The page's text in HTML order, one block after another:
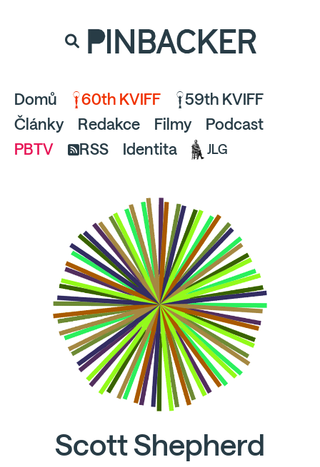
a pusťte se do čtení.
PINBACKER
Domů 60th KVIFF
59th KVIFF
Články
Redakce Filmy
Podcast
PBTV
RSS Identita JLG
Scott Shepherd